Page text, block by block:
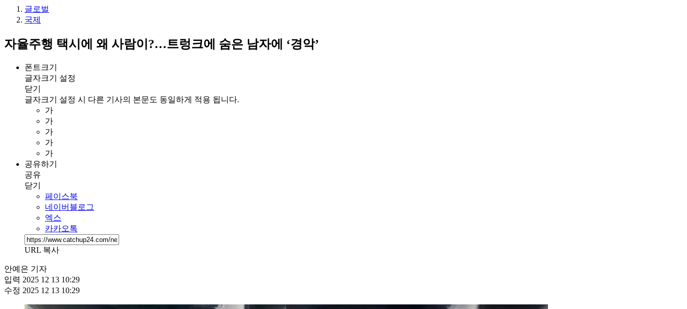
글로벌
국제
자율주행 택시에 왜 사람이?…트렁크에 숨은 남자에 ‘경악’
폰트크기
글자크기 설정
닫기
글자크기 설정 시 다른 기사의 본문도 동일하게 적용 됩니다.
가
가
가
가
가
공유하기
공유
닫기
페이스북
네이버블로그
엑스
카카오톡
URL 복사
안예은 기자
입력 2025 12 13 10:29
수정 2025 12 13 10:29